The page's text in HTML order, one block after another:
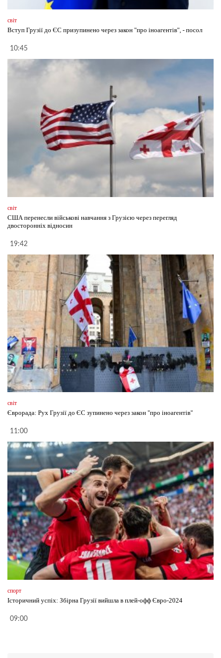
світ
Вступ Грузії до ЄС призупинено через закон "про іноагентів", - посол
10:45
світ
США перенесли військові навчання з Грузією через перегляд
двосторонніх відносин
19:42
світ
Єврорада: Рух Грузії до ЄС зупинено через закон "про іноагентів"
11:00
спорт
Історичний успіх: Збірна Грузії вийшла в плей-офф Євро-2024
09:00